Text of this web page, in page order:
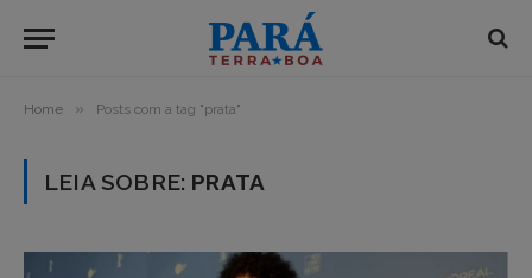
Home » Posts com a tag "prata"
LEIA SOBRE: PRATA